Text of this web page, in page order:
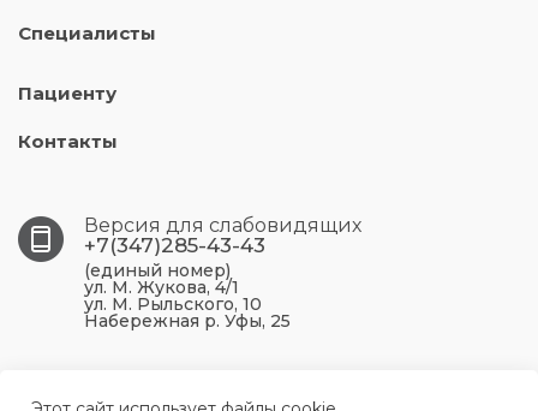
Специалисты
Пациенту
Контакты
Версия для слабовидящих
+7(347)285-43-43
(единый номер)
ул. М. Жукова, 4/1
ул. М. Рыльского, 10
Набережная р. Уфы, 25
Жукова, 4/1